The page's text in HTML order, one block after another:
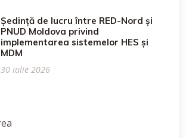
Ședință de lucru între RED-Nord și
PNUD Moldova privind
implementarea sistemelor HES și
MDM
30 iulie 2026